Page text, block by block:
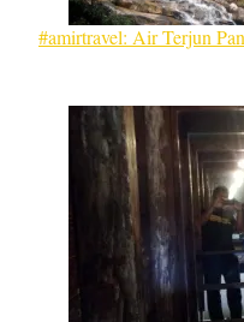
#amirtravel: Air Terjun